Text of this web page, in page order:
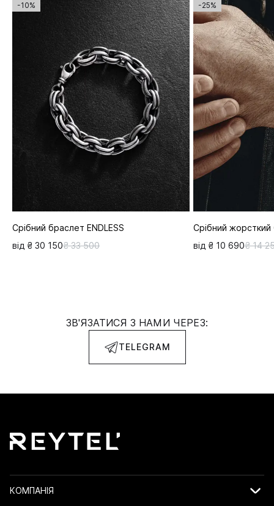
-10%
Срібний браслет ENDLESS
від ₴ 30 150₴ 33 500
-25%
Срібний жорсткий
від ₴ 10 690₴ 14
ЗВ'ЯЗАТИСЯ З НАМИ ЧЕРЕЗ:
TELEGRAM
КОМПАНІЯ